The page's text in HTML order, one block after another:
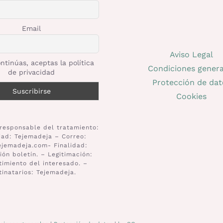
Email
aceptas la política
de privacidad
del tratamiento:
Tejemadeja – Correo:
Finalidad:
boletín. – Legitimación:
del interesado. –
Tejemadeja.
Aviso Legal
Condiciones
Protección de
Cookies